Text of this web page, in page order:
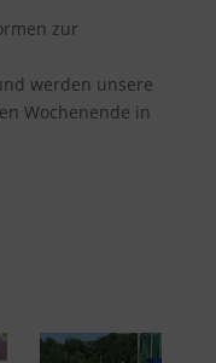
zur
werden unsere
Wochenende in